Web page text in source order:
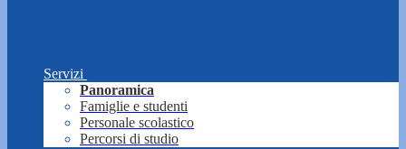
Servizi
Panoramica
Famiglie e studenti
Personale scolastico
Percorsi di studio